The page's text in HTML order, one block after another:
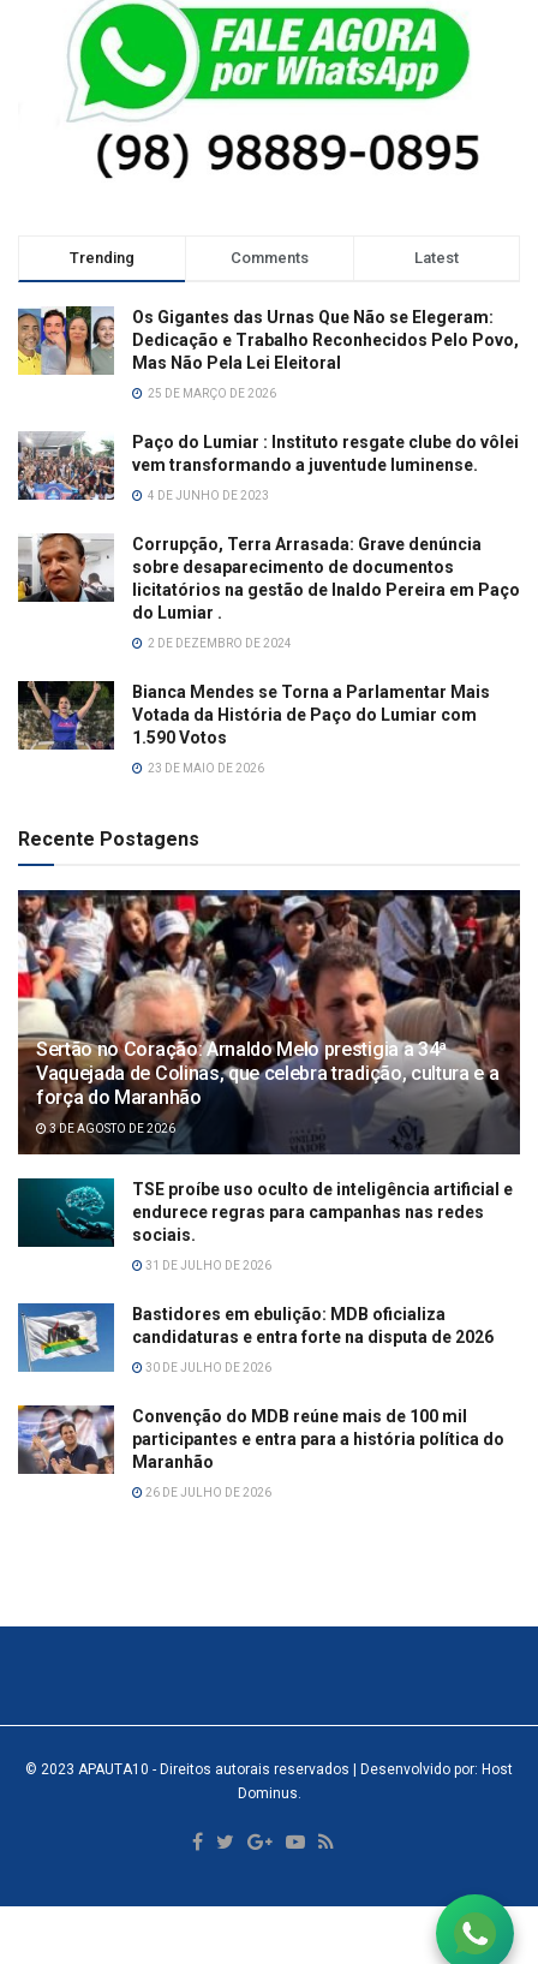
Trending Comments Latest
Os Gigantes das Urnas Que Não se Elegeram:
Dedicação e Trabalho Reconhecidos Pelo Povo,
Mas Não Pela Lei Eleitoral
25 DE MARÇO DE 2026
Paço do Lumiar : Instituto resgate clube do vôlei
vem transformando a juventude luminense.
4 DE JUNHO DE 2023
Corrupção, Terra Arrasada: Grave denúncia
sobre desaparecimento de documentos
licitatórios na gestão de Inaldo Pereira em Paço
do Lumiar .
2 DE DEZEMBRO DE 2024
Bianca Mendes se Torna a Parlamentar Mais
Votada da História de Paço do Lumiar com
1.590 Votos
23 DE MAIO DE 2026
Recente Postagens
Sertão no Coração: Arnaldo Melo prestigia a 34ª
Vaquejada de Colinas, que celebra tradição, cultura e a
força do Maranhão
3 DE AGOSTO DE 2026
TSE proíbe uso oculto de inteligência artificial e
endurece regras para campanhas nas redes
sociais.
31 DE JULHO DE 2026
Bastidores em ebulição: MDB oficializa
candidaturas e entra forte na disputa de 2026
30 DE JULHO DE 2026
Convenção do MDB reúne mais de 100 mil
participantes e entra para a história política do
Maranhão
26 DE JULHO DE 2026
© 2023 APAUTA10 - Direitos autorais reservados | Desenvolvido por: Host
Dominus.